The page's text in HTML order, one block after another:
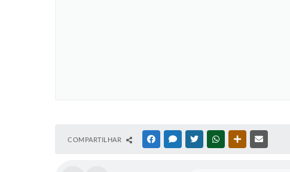
COMPARTILHAR FACEBOOKMESSENGER
TWITTERWHATSAPPOUTRAS MÍDIAS